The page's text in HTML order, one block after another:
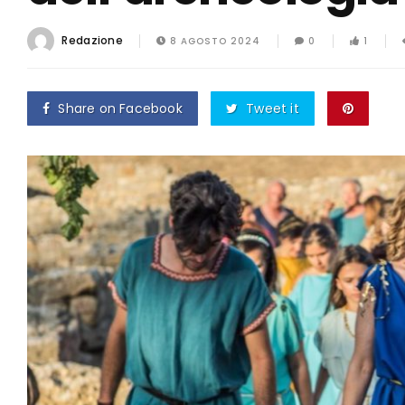
Redazione 8 AGOSTO 2024 0 1
Share on Facebook Tweet it